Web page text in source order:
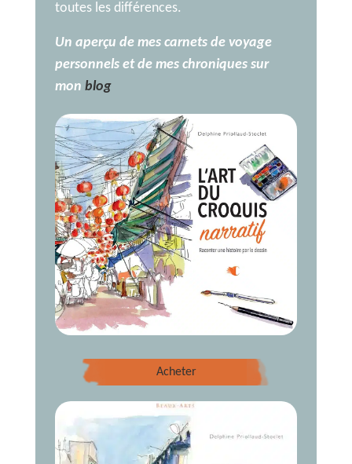
toutes les différences.
Un aperçu de mes carnets de voyage
personnels et de mes chroniques sur
mon blog
Acheter